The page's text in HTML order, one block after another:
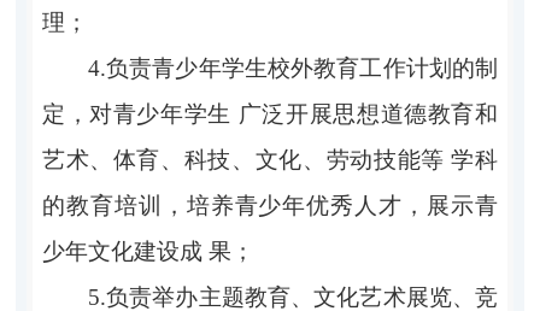
理；
4.负责青少年学生校外教育工作计划的制
定，对青少年学生 广泛开展思想道德教育和
艺术、体育、科技、文化、劳动技能等 学科
的教育培训，培养青少年优秀人才，展示青
少年文化建设成 果；
5.负责举办主题教育、文化艺术展览、竞